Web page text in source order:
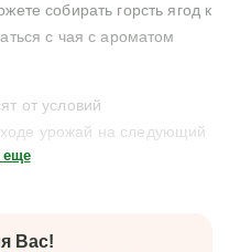
собирать горсть ягод к
с чая с ароматом
от условий
урожай на следующий
еще
Вас!